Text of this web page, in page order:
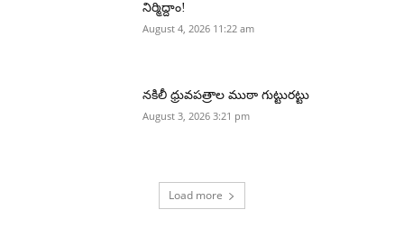
నిర్మిద్దాం!
August 4, 2026 11:22 am
నకిలీ ధ్రువపత్రాల ముఠా గుట్టురట్టు
August 3, 2026 3:21 pm
Load more